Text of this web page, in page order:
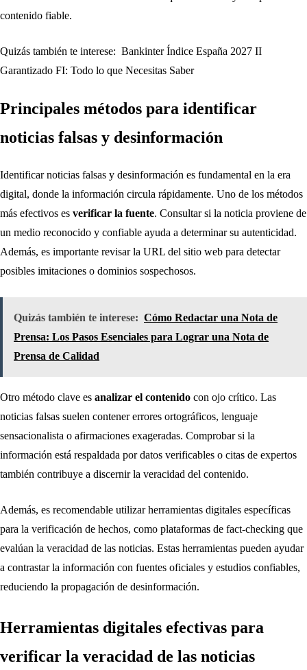
contenido fiable.
Quizás también te interese: Bankinter Índice España 2027 II
Garantizado FI: Todo lo que Necesitas Saber
Principales métodos para identificar
noticias falsas y desinformación
Identificar noticias falsas y desinformación es fundamental en la era
digital, donde la información circula rápidamente. Uno de los métodos
más efectivos es verificar la fuente. Consultar si la noticia proviene de
un medio reconocido y confiable ayuda a determinar su autenticidad.
Además, es importante revisar la URL del sitio web para detectar
posibles imitaciones o dominios sospechosos.
Quizás también te interese: Cómo Redactar una Nota de
Prensa: Los Pasos Esenciales para Lograr una Nota de
Prensa de Calidad
Otro método clave es analizar el contenido con ojo crítico. Las
noticias falsas suelen contener errores ortográficos, lenguaje
sensacionalista o afirmaciones exageradas. Comprobar si la
información está respaldada por datos verificables o citas de expertos
también contribuye a discernir la veracidad del contenido.
Además, es recomendable utilizar herramientas digitales específicas
para la verificación de hechos, como plataformas de fact-checking que
evalúan la veracidad de las noticias. Estas herramientas pueden ayudar
a contrastar la información con fuentes oficiales y estudios confiables,
reduciendo la propagación de desinformación.
Herramientas digitales efectivas para
verificar la veracidad de las noticias